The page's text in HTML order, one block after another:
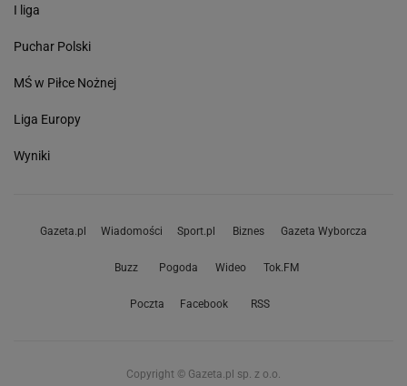
I liga
Puchar Polski
MŚ w Piłce Nożnej
Liga Europy
Wyniki
Gazeta.pl Wiadomości Sport.pl Biznes Gazeta Wyborcza
Buzz Pogoda Wideo Tok.FM
Poczta Facebook RSS
Copyright © Gazeta.pl sp. z o.o.